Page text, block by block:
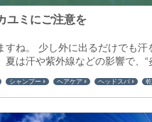
ユミにご注意を
すね。 少し外に出るだけでも汗
夏は汗や紫外線などの影響で、“
シャンプー ヘアケア ヘッドスパ